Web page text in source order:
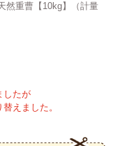
然重曹【10kg】（計量
したが
えました。